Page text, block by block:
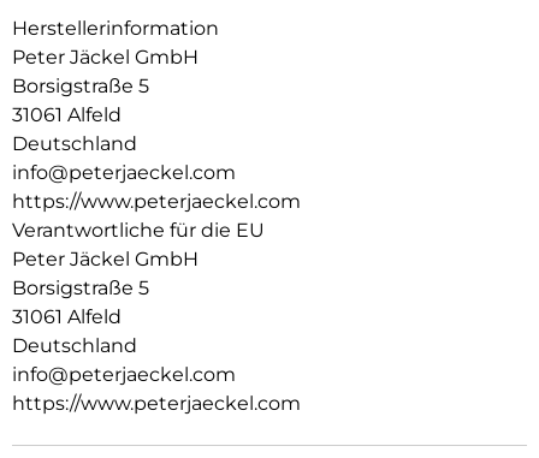
Herstellerinformation
Peter Jäckel GmbH
Borsigstraße 5
31061 Alfeld
Deutschland
info@peterjaeckel.com
https://www.peterjaeckel.com
Verantwortliche für die EU
Peter Jäckel GmbH
Borsigstraße 5
31061 Alfeld
Deutschland
info@peterjaeckel.com
https://www.peterjaeckel.com